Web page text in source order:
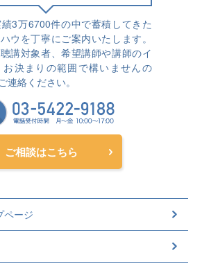
3万6700件の中で蓄積してきた
ウを丁寧にご案内いたします。
講対象者、希望講師や講師のイ
お決まりの範囲で構いませんの
連絡ください。
ご相談はこちら
ページ